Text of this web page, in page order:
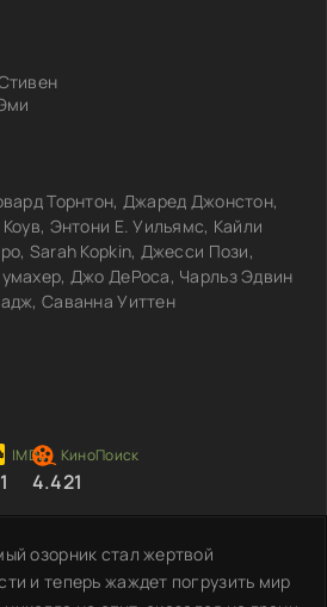
Торнтон, Джаред Джонстон,
Энтони Е. Уильямс, Кайли
Sarah Kopkin, Джесси Пози,
Джо ДеРоса, Чарльз Эдвин
Саванна Уиттен
4.421
озорник стал жертвой
и теперь жаждет погрузить мир